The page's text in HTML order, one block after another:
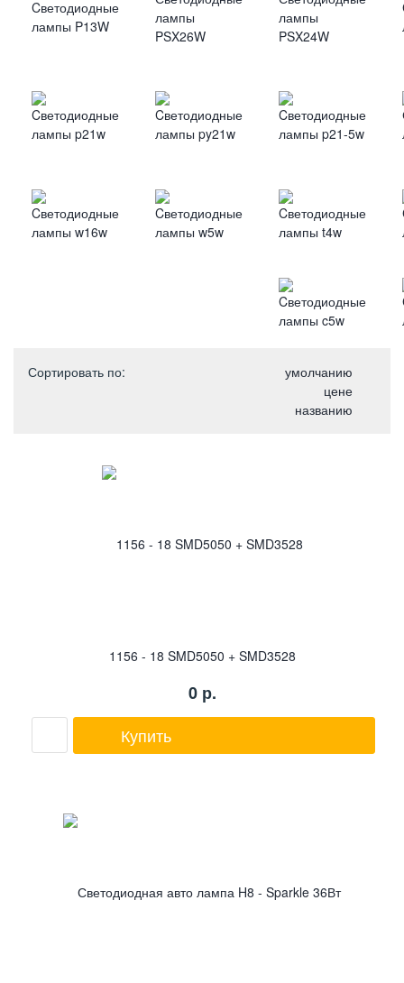
Сортировать по:
умолчанию
цене
названию
1156 - 18 SMD5050 + SMD3528
0р.
Купить